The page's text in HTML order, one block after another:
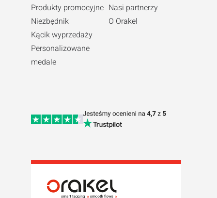
Produkty promocyjne
Niezbędnik
Kącik wyprzedaży
Personalizowane
medale
Nasi partnerzy
O Orakel